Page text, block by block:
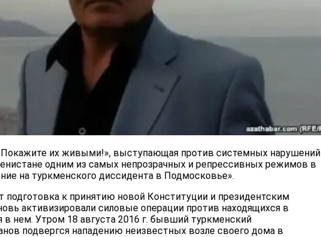
их живыми!», выступающая против системных нарушений
одним из самых непрозрачных и репрессивных режимов в
на туркменского диссидента в Подмосковье».
подготовка к принятию новой Конституции и президентским
активизировали силовые операции против находящихся в
в нем. Утром 18 августа 2016 г. бывший туркменский
подвергся нападению неизвестных возле своего дома в